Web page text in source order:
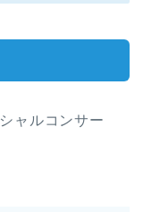
ャルコンサー